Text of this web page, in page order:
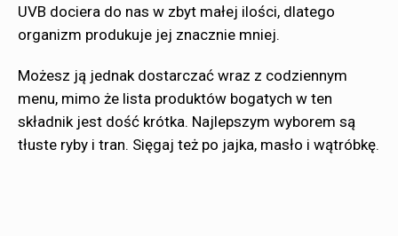
UVB dociera do nas w zbyt małej ilości, dlatego
organizm produkuje jej znacznie mniej.
Możesz ją jednak dostarczać wraz z codziennym
menu, mimo że lista produktów bogatych w ten
składnik jest dość krótka. Najlepszym wyborem są
tłuste ryby i tran. Sięgaj też po jajka, masło i wątróbkę.